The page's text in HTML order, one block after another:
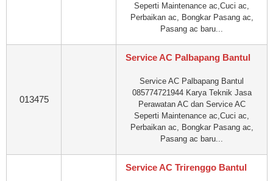
Seperti Maintenance ac,Cuci ac,
Perbaikan ac, Bongkar Pasang ac,
Pasang ac baru...
013475
Service AC Palbapang Bantul
Service AC Palbapang Bantul
085774721944 Karya Teknik Jasa
Perawatan AC dan Service AC
Seperti Maintenance ac,Cuci ac,
Perbaikan ac, Bongkar Pasang ac,
Pasang ac baru...
Service AC Trirenggo Bantul